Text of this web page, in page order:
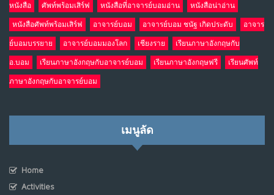
หนังสือ ศัพท์พร้อมเสิร์ฟ หนังสือที่อาจารย์บอมอ่าน หนังสือน่าอ่าน
หนังสือศัพท์พร้อมเสิร์ฟ อาจารย์บอม อาจารย์บอม ชนัฐ เกิดประดับ อาจาร
ย์บอมบรรยาย อาจารย์บอมมองโลก เชียงราย เรียนภาษาอังกฤษกับ
อ.บอม เรียนภาษาอังกฤษกับอาจารย์บอม เรียนภาษาอังกฤษฟรี เรียนศัพท์
ภาษาอังกฤษกับอาจารย์บอม
เมนูลัด
Home
Activities